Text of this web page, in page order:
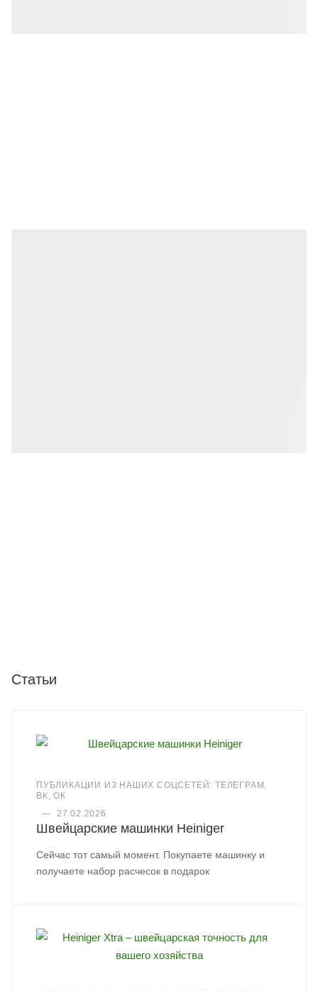
Статьи
ПУБЛИКАЦИИ ИЗ НАШИХ СОЦСЕТЕЙ: ТЕЛЕГРАМ,
ВК, ОК
—
27.02.2026
Швейцарские машинки Heiniger
Сейчас тот самый момент. Покупаете машинку и
получаете набор расчесок в подарок